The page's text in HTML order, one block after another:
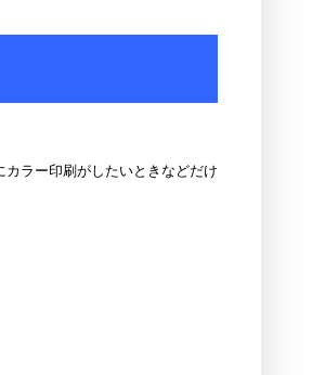
ラー印刷がしたいときなどだけ